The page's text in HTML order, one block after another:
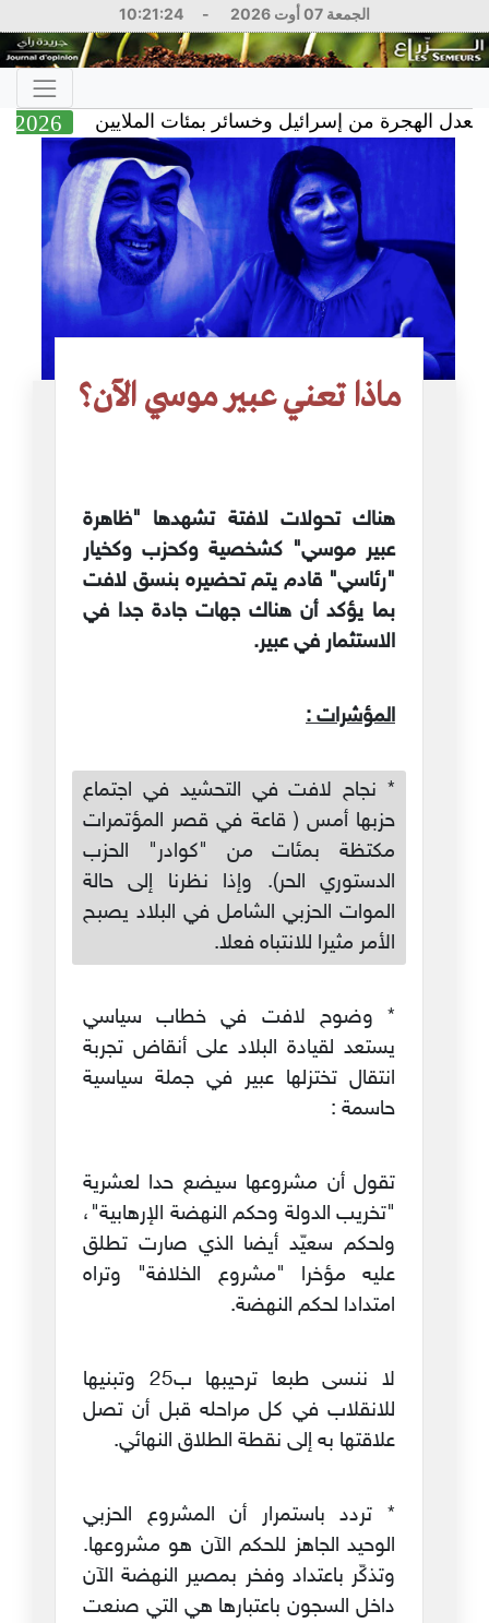
الجمعة 07 أوت 2026 -
10:21:25
Aug 2026 من إسرائيل وخسائر بمئات الملايين
ماذا تعني عبير موسي الآن؟
هناك تحولات لافتة تشهدها "ظاهرة
عبير موسي" كشخصية وكحزب وكخيار
"رئاسي" قادم يتم تحضيره بنسق لافت
بما يؤكد أن هناك جهات جادة جدا في
الاستثمار في عبير.
المؤشرات :
* نجاح لافت في التحشيد في اجتماع
حزبها أمس ( قاعة في قصر المؤتمرات
مكتظة بمئات من "كوادر" الحزب
الدستوري الحر). وإذا نظرنا إلى حالة
الموات الحزبي الشامل في البلاد يصبح
الأمر مثيرا للانتباه فعلا.
* وضوح لافت في خطاب سياسي
يستعد لقيادة البلاد على أنقاض تجربة
انتقال تختزلها عبير في جملة سياسية
حاسمة :
تقول أن مشروعها سيضع حدا لعشرية
"تخريب الدولة وحكم النهضة الإرهابية"،
ولحكم سعيّد أيضا الذي صارت تطلق
عليه مؤخرا "مشروع الخلافة" وتراه
امتدادا لحكم النهضة.
لا ننسى طبعا ترحيبها ب25 وتبنيها
للانقلاب في كل مراحله قبل أن تصل
علاقتها به إلى نقطة الطلاق النهائي.
* تردد باستمرار أن المشروع الحزبي
الوحيد الجاهز للحكم الآن هو مشروعها.
وتذكّر باعتداد وفخر بمصير النهضة الآن
داخل السجون باعتبارها هي التي صنعت